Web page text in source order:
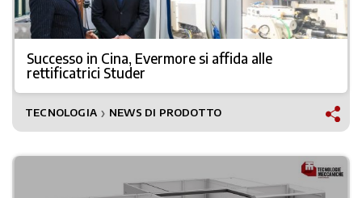
Successo in Cina, Evermore si affida alle
rettificatrici Studer
TECNOLOGIA ❯ NEWS DI PRODOTTO